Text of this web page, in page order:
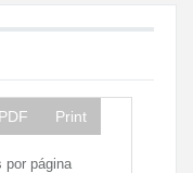
PDF Print
por página